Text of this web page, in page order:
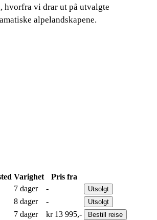
hvorfra vi drar ut på utvalgte
alpelandskapene.
Varighet
Pris fra
7 dager - Utsolgt
8 dager - Utsolgt
7 dager kr 13 995,- Bestill reise